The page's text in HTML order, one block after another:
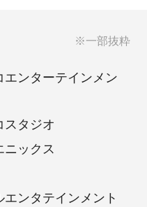
※一部抜粋
ンターテインメン
スタジオ
ニックス
ンタテインメント